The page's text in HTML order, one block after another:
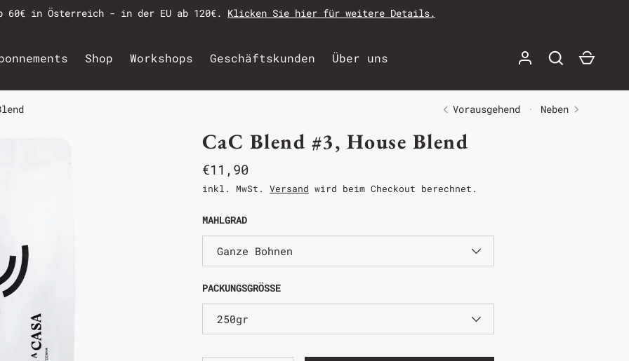
60€ in Österreich - in der EU ab 120€. Klicken Sie hier für weitere Details.
Shop Workshops Geschäftskunden Über uns
Vorausgehend Neben
CaC Blend #3, House Blend
€11,90
inkl. MwSt. Versand wird beim Checkout berechnet.
MAHLGRAD
Ganze Bohnen
PACKUNGSGRÖSSE
250gr